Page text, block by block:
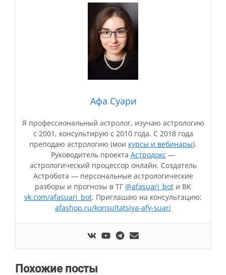
Афа Суари
Я профессиональный астролог, изучаю астрологию
с 2001, консультирую с 2010 года. С 2018 года
преподаю астрологию (мои курсы и вебинары).
Руководитель проекта Астродокс —
астрологический процессор онлайн. Создатель
Астробота — персональные астрологические
разборы и прогнозы в ТГ @afasuari_bot и ВК
vk.com/afasuari_bot. Приглашаю на консультацию:
afashop.ru/konsultatsiya-afy-suari
Похожие посты